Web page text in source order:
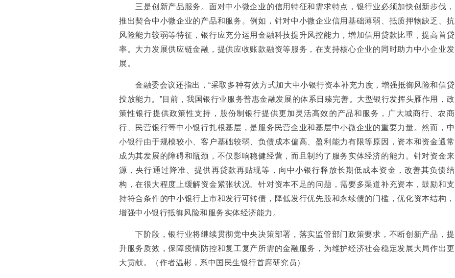
三是创新产品服务。面对中小微企业的信用特征和需求特点，银行业必须加快创新步伐，
推出契合中小微企业的产品和服务。例如，针对中小微企业信用基础薄弱、抵质押物缺乏、抗
风险能力较弱等特征，银行应充分运用金融科技提升风控能力，增加信用贷款比重，提高首贷
率。大力发展供应链金融，提供应收账款融资等服务，在支持核心企业的同时助力中小企业发
展。
金融委会议还指出，“采取多种有效方式加大中小银行资本补充力度，增强抵御风险和信贷
投放能力。”目前，我国银行业服务普惠金融发展的体系日臻完善。大型银行发挥头雁作用，政
策性银行提供政策性支持，股份制银行提供更加灵活高效的产品和服务，广大城商行、农商
行、民营银行等中小银行扎根基层，是服务民营企业和基层中小微企业的重要力量。然而，中
小银行由于规模较小、客户基础较弱、负债成本偏高、盈利能力有限等原因，资本和资金通常
成为其发展的障碍和瓶颈，不仅影响稳健经营，而且制约了服务实体经济的能力。针对资金来
源，央行通过降准、提供再贷款再贴现等，向中小银行释放长期低成本资金，改善其负债结
构，在很大程度上缓解资金紧张状况。针对资本不足的问题，需要多渠道补充资本，鼓励和支
持符合条件的中小银行上市和发行可转债，降低发行优先股和永续债的门槛，优化资本结构，
增强中小银行抵御风险和服务实体经济能力。
下阶段，银行业将继续贯彻党中央决策部署，落实监管部门政策要求，不断创新产品，提
升服务质效，保障疫情防控和复工复产所需的金融服务，为维护经济社会稳定发展大局作出更
大贡献。（作者温彬，系中国民生银行首席研究员）